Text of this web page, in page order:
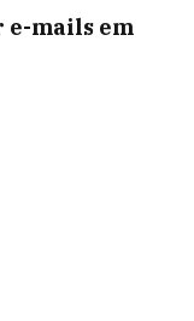
e-mails em